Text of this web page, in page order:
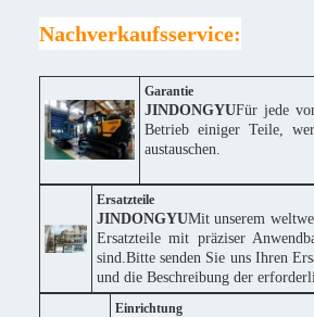
Nachverkaufsservice:
Garantie
JINDONGYUFür jede
Betrieb einiger Teile,
austauschen.
Ersatzteile
JINDONGYUMit unserem
Ersatzteile mit präziser
sind.Bitte senden Sie uns Ihren
und die Beschreibung der
Einrichtung